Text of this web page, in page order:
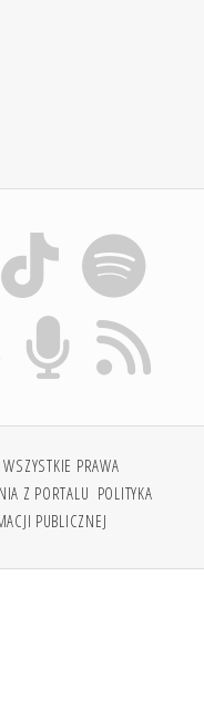
PRAWA
Z PORTALU POLITYKA
PUBLICZNEJ